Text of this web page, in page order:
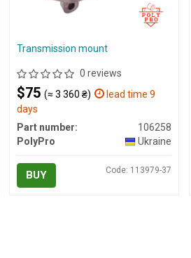
Transmission mount
0 reviews
$75 (≈ 3 360 ₴)
lead time 9
days
Part number:
106258
PolyPro
Ukraine
BUY Code: 113979-37